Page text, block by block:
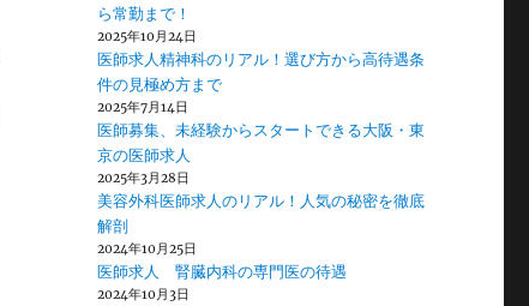
ら常勤まで！
2025年10月24日
医師求人精神科のリアル！選び方から高待遇条
件の見極め方まで
2025年7月14日
医師募集、未経験からスタートできる大阪・東
京の医師求人
2025年3月28日
美容外科医師求人のリアル！人気の秘密を徹底
解剖
2024年10月25日
医師求人 腎臓内科の専門医の待遇
2024年10月3日